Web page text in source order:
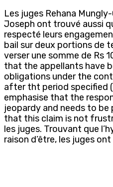
Les juges Rehana
Joseph ont trouvé aussi
respecté leurs
bail sur deux portions de
verser une somme de Rs
that the appellants have
obligations under the
after tht period specified
emphasise that the
jeopardy and needs to
that this claim is not
les juges. Trouvant que
raison d’être, les juges ont